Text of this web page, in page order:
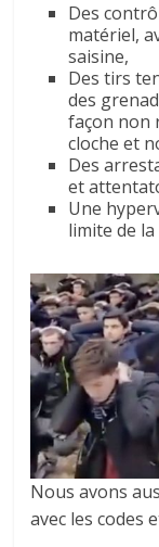
Des
matériel,
saisine,
Des tirs
des
façon non
cloche et
Des
et
Une
limite de
Nous avons
avec les codes